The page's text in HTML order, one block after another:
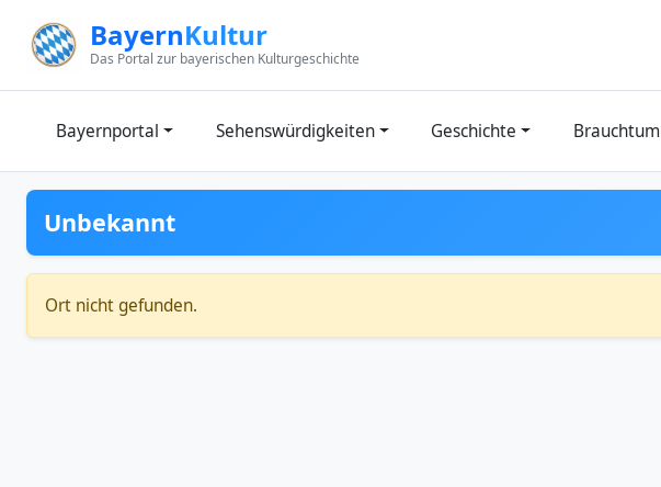
BayernKultur
Das Portal zur bayerischen Kulturgeschichte
Bayernportal Sehenswürdigkeiten Geschichte Brauchtum
Unbekannt
Ort nicht gefunden.